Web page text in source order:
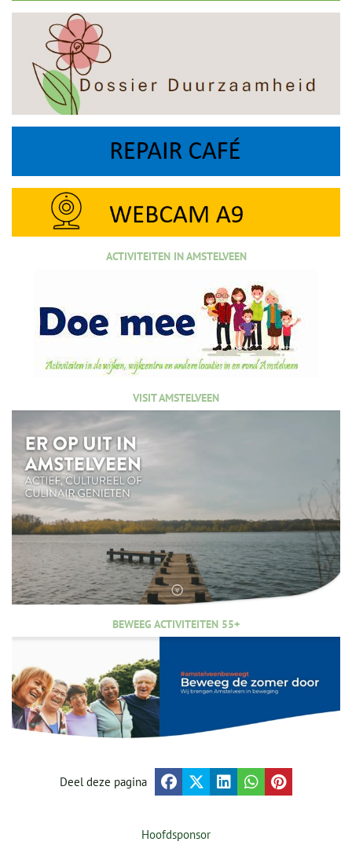
ACTIVITEITEN IN AMSTELVEEN
VISIT AMSTELVEEN
BEWEEG ACTIVITEITEN 55+
Deel deze pagina
Hoofdsponsor